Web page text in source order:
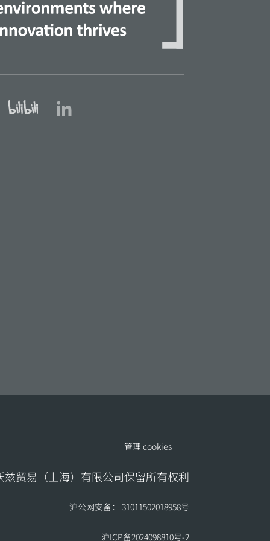
兹贸易（上海）有限公司保留所有权利
沪公网安备： 31011502018958号
沪ICP备2024098810号-2
管理 cookies